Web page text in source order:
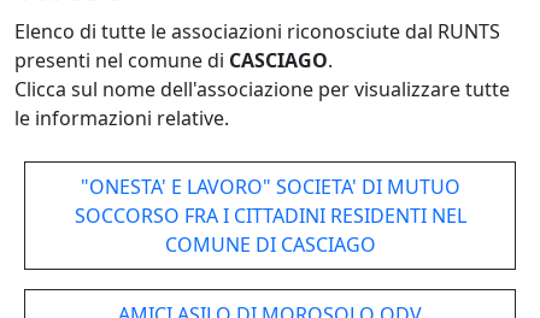
Elenco di tutte le associazioni riconosciute dal RUNTS
presenti nel comune di CASCIAGO.
Clicca sul nome dell'associazione per visualizzare tutte
le informazioni relative.
"ONESTA' E LAVORO" SOCIETA' DI MUTUO
SOCCORSO FRA I CITTADINI RESIDENTI NEL
COMUNE DI CASCIAGO